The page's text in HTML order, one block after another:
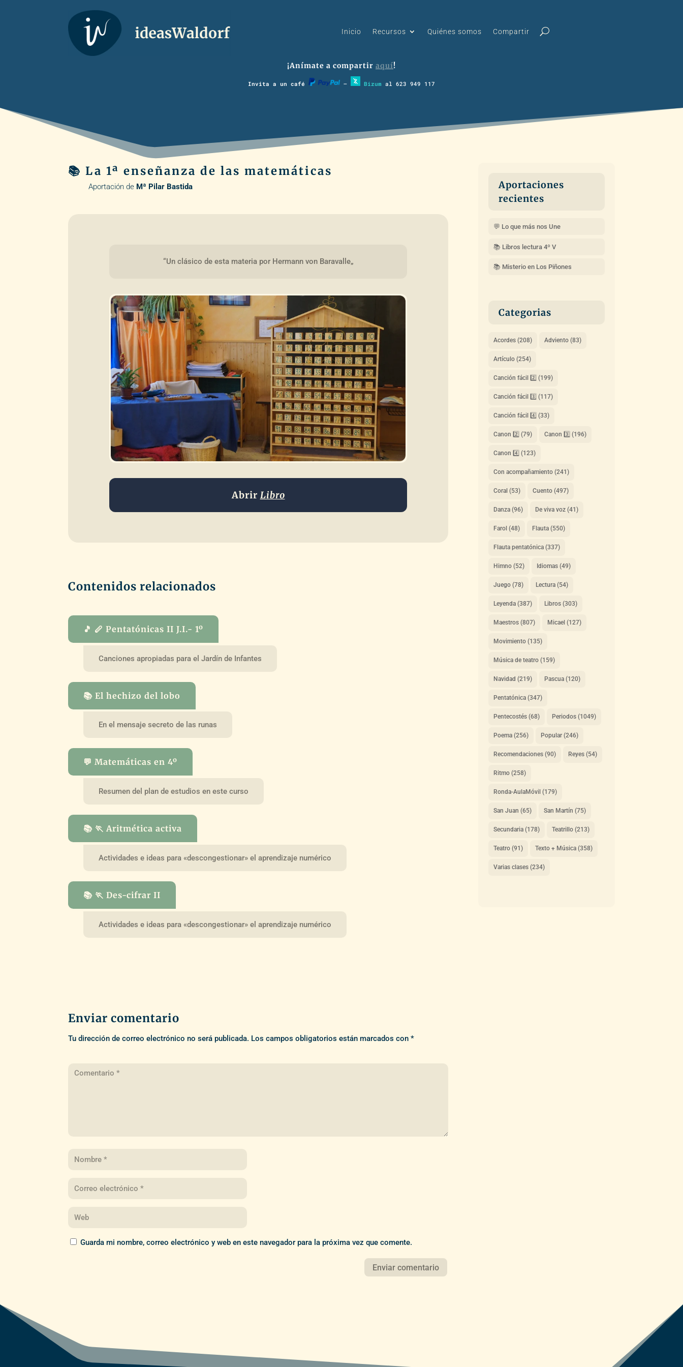
Inicio Recursos Quiénes somos Compartir
¡Anímate a compartir aquí!
Invita a un café – Bizum al 623 949 117
📚 La 1ª enseñanza de las matemáticas
Aportación de Mª Pilar Bastida
“Un clásico de esta materia por Hermann von Baravalle„
Abrir Libro
Contenidos relacionados
🎵 🪈 Pentatónicas II J.I.- 1º
Canciones apropiadas para el Jardín de Infantes
📚 El hechizo del lobo
En el mensaje secreto de las runas
💬 Matemáticas en 4º
Resumen del plan de estudios en este curso
📚 🏃 Aritmética activa
Actividades e ideas para «descongestionar» el aprendizaje numérico
📚 🏃 Des-cifrar II
Actividades e ideas para «descongestionar» el aprendizaje numérico
Enviar comentario
Tu dirección de correo electrónico no será publicada. Los campos obligatorios están marcados con*
Guarda mi nombre, correo electrónico y web en este navegador para la próxima vez que comente.
Aportaciones
recientes
💬 Lo que más nos Une
📚 Libros lectura 4º V
📚 Misterio en Los Piñones
Categorias
Acordes(208) Adviento(83)
Artículo(254)
Canción fácil 2️⃣ (199)
Canción fácil 3️⃣ (117)
Canción fácil 4️⃣ (33)
Canon 2️⃣ (79) Canon 3️⃣ (196)
Canon 4️⃣ (123)
Con acompañamiento(241)
Coral (53) Cuento(497)
Danza(96) De viva voz(41)
Farol (48) Flauta(550)
Flauta pentatónica(337)
Himno(52) Idiomas(49)
Juego(78) Lectura(54)
Leyenda(387) Libros(303)
Maestros(807) Micael (127)
Movimiento(135)
Música de teatro(159)
Navidad (219) Pascua(120)
Pentatónica(347)
Pentecostés(68) Periodos(1049)
Poema(256) Popular(246)
Recomendaciones(90) Reyes(54)
Ritmo(258)
Ronda-AulaMóvil (179)
San Juan (65) San Martín (75)
Secundaria(178) Teatrillo(213)
Teatro(91) Texto + Música(358)
Varias clases(234)